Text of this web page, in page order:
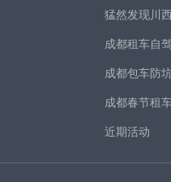
猛然发现川
成都租车自
成都包车防
成都春节租
近期活动